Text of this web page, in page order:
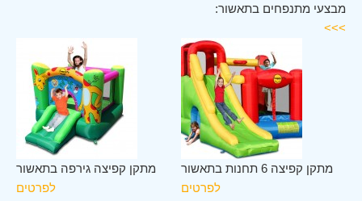
מבצעי מתנפחים בתאשור:
>>>
מתקן קפיצה גירפה בתאשור
לפרטים
מתקן קפיצה 6 תחנות בתאשור
לפרטים